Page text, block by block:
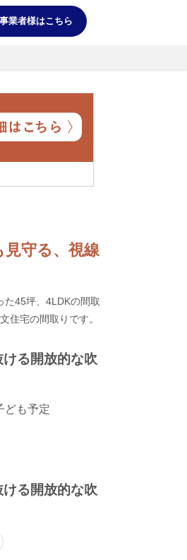
業者様はこちら
守る、視線
45坪、4LDKの間取
住宅の間取りです。
る開放的な吹
ども予定
る開放的な吹